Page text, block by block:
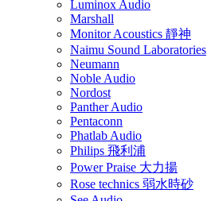
Luminox Audio
Marshall
Monitor Acoustics 靜神
Naimu Sound Laboratories
Neumann
Noble Audio
Nordost
Panther Audio
Pentaconn
Phatlab Audio
Philips 飛利浦
Power Praise 大力揚
Rose technics 弱水時砂